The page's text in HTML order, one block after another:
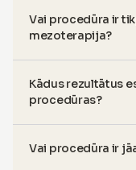
Vai procedūra ir
mezoterapija?
Kādus rezultātus
procedūras?
Vai procedūra ir